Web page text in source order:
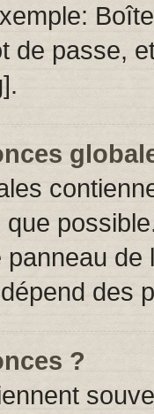
de passe,
de
des
?